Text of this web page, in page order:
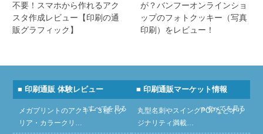
不要！スマホから作れるアク
スタ作成レビュー【印刷の通
販グラフィック】
が？バンフーオンラインショ
ップのフォトクッキー（写真
印刷）をレビュー！
■ 印刷通販 体験レビュー
» すべてを見る
メガプリントのアクキー３種（ク
リア・カラークリ…
■ 印刷通販マーケット情報
» すべてを見る
丸型名刺やスイングPOPなどオリ
ジナリティ満載…